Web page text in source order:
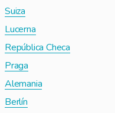
Suiza
Lucerna
República Checa
Praga
Alemania
Berlín